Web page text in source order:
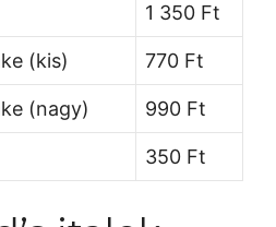
1 350 Ft
(kis) 770 Ft
(nagy) 990 Ft
350 Ft